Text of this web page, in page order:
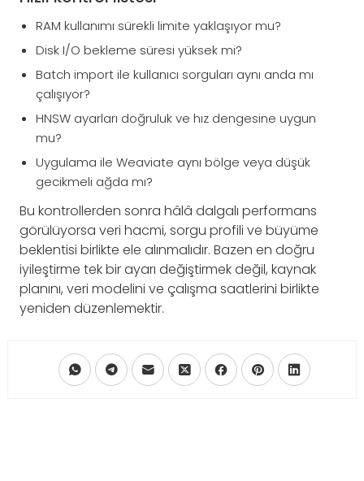
RAM kullanımı sürekli limite yaklaşıyor mu?
Disk I/O bekleme süresi yüksek mi?
Batch import ile kullanıcı sorguları aynı anda mı
çalışıyor?
HNSW ayarları doğruluk ve hız dengesine uygun
mu?
Uygulama ile Weaviate aynı bölge veya düşük
gecikmeli ağda mı?
Bu kontrollerden sonra hâlâ dalgalı performans
görülüyorsa veri hacmi, sorgu profili ve büyüme
beklentisi birlikte ele alınmalıdır. Bazen en doğru
iyileştirme tek bir ayarı değiştirmek değil, kaynak
planını, veri modelini ve çalışma saatlerini birlikte
yeniden düzenlemektir.